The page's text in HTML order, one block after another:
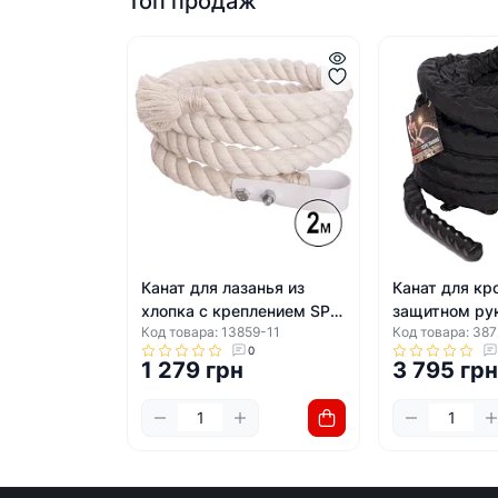
Канат для лазанья из
хлопка с креплением SP-
PLANETA R-3898-2 2м
Код товара: 13859-11
0
1 279 грн
Канат для
защитном
FI-5719-12
Код товара:
3 795 грн